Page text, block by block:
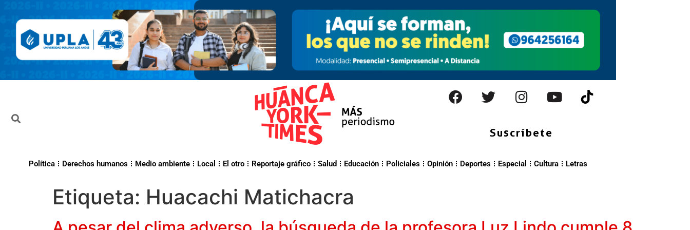
Suscríbete
Política Derechos humanos Medio ambiente Local El otro Reportaje gráfico Salud Educación Policiales Opinión Deportes Especial Cultura Letras
Etiqueta: Huacachi Matichacra